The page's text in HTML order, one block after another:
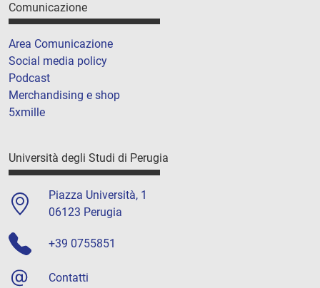
Comunicazione
Area Comunicazione
Social media policy
Podcast
Merchandising e shop
5xmille
Università degli Studi di Perugia
Piazza Università, 1
06123 Perugia
+39 0755851
Contatti